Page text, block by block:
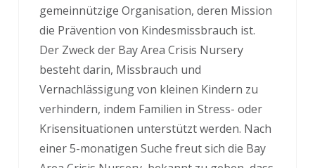
gemeinnützige Organisation, deren Mission
die Prävention von Kindesmissbrauch ist.
Der Zweck der Bay Area Crisis Nursery
besteht darin, Missbrauch und
Vernachlässigung von kleinen Kindern zu
verhindern, indem Familien in Stress- oder
Krisensituationen unterstützt werden. Nach
einer 5-monatigen Suche freut sich die Bay